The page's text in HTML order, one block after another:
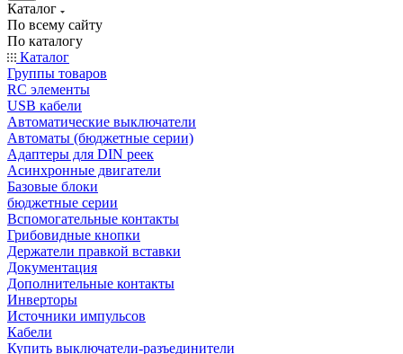
Каталог
По всему сайту
По каталогу
Каталог
Группы товаров
RC элементы
USB кабели
Автоматические выключатели
Автоматы (бюджетные серии)
Адаптеры для DIN реек
Асинхронные двигатели
Базовые блоки
бюджетные серии
Вспомогательные контакты
Грибовидные кнопки
Держатели правкой вставки
Документация
Дополнительные контакты
Инверторы
Источники импульсов
Кабели
Купить выключатели-разъединители